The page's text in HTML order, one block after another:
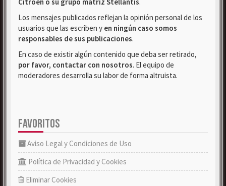
Los mensajes publicados reflejan la opinión personal de los
usuarios que las escriben y en ningún caso somos
responsables de sus publicaciones.
En caso de existir algún contenido que deba ser retirado,
por favor, contactar con nosotros. El equipo de
moderadores desarrolla su labor de forma altruista.
FAVORITOS
Aviso Legal y Condiciones de Uso
Política de Privacidad y Cookies
Eliminar Cookies